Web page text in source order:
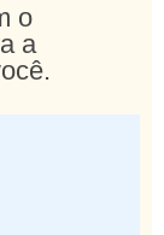
o
a